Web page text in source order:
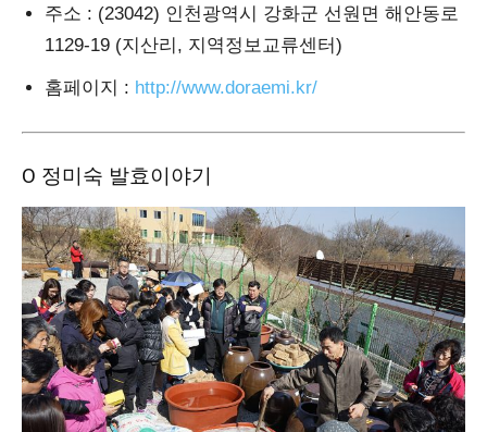
주소 : (23042) 인천광역시 강화군 선원면 해안동로
1129-19 (지산리, 지역정보교류센터)
홈페이지 : http://www.doraemi.kr/
Ο 정미숙 발효이야기